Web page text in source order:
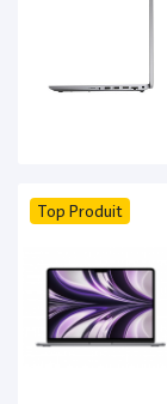
Top Produit